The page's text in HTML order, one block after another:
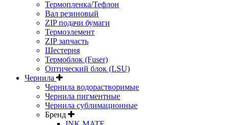
Термопленка/Тефлон
Вал резиновый
ZIP подачи бумаги
Термоэлемент
ZIP запчасть
Шестерня
Термоблок (Fuser)
Оптический блок (LSU)
Чернила
Чернила водорастворимые
Чернила пигментные
Чернила сублимационные
Бренд